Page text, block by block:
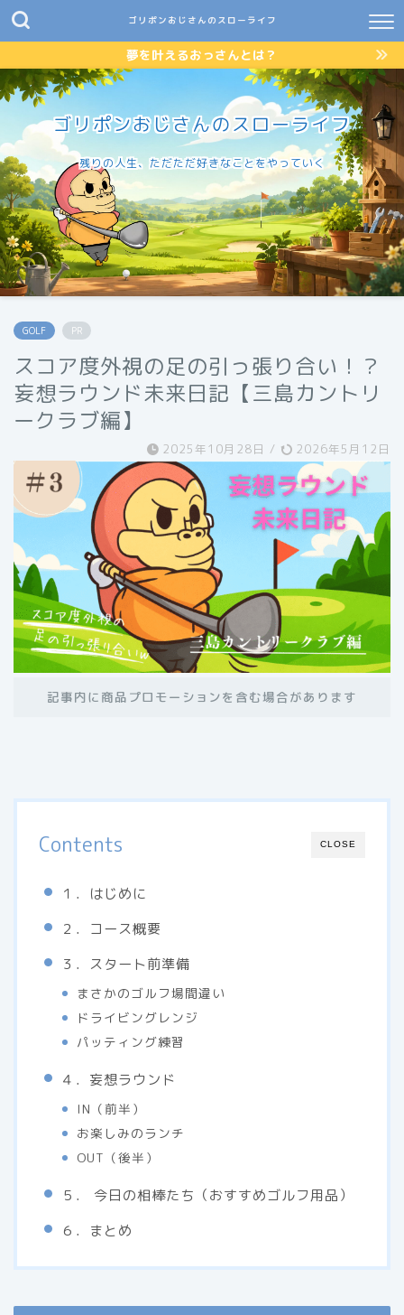
ゴリポンおじさんのスローライフ
夢を叶えるおっさんとは？
ゴリポンおじさんのスローライフ
残りの人生、ただただ好きなことをやっていく
GOLF PR
スコア度外視の足の引っ張り合い！？
妄想ラウンド未来日記【三島カントリ
ークラブ編】
2025年10月28日 / 2026年5月12日
記事内に商品プロモーションを含む場合があります
CLOSE
Contents
１．はじめに
２．コース概要
３．スタート前準備
まさかのゴルフ場間違い
ドライビングレンジ
パッティング練習
４．妄想ラウンド
IN（前半）
お楽しみのランチ
OUT（後半）
５． 今日の相棒たち（おすすめゴルフ用品）
６．まとめ